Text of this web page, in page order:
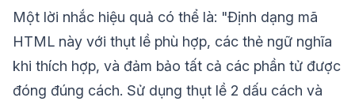
Một lời nhắc hiệu quả có thể là: "Định dạng mã
HTML này với thụt lề phù hợp, các thẻ ngữ nghĩa
khi thích hợp, và đảm bảo tất cả các phần tử được
đóng đúng cách. Sử dụng thụt lề 2 dấu cách và